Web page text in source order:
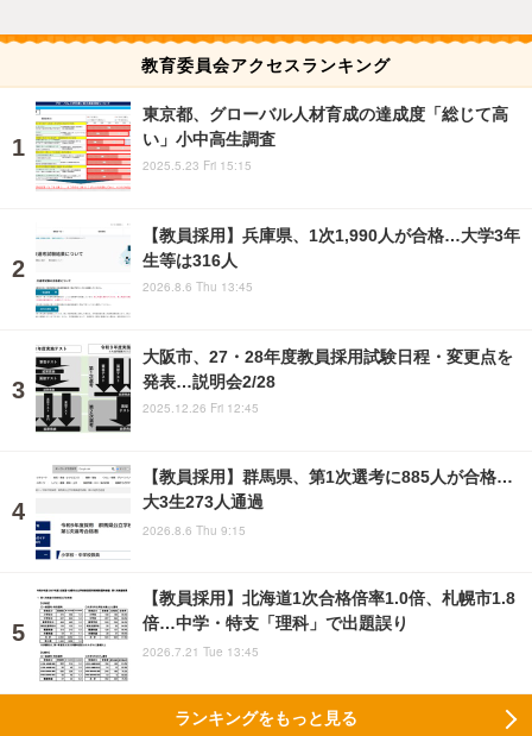
教育委員会アクセスランキング
東京都、グローバル人材育成の達成度「総じて高
い」小中高生調査
2025.5.23 Fri 15:15
【教員採用】兵庫県、1次1,990人が合格…大学3年
生等は316人
2026.8.6 Thu 13:45
大阪市、27・28年度教員採用試験日程・変更点を
発表…説明会2/28
2025.12.26 Fri 12:45
【教員採用】群馬県、第1次選考に885人が合格…
大3生273人通過
2026.8.6 Thu 9:15
【教員採用】北海道1次合格倍率1.0倍、札幌市1.8
倍…中学・特支「理科」で出題誤り
2026.7.21 Tue 13:45
ランキングをもっと見る